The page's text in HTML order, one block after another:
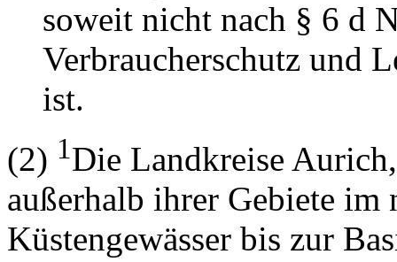
soweit nicht nach § 6 d
Verbraucherschutz und
ist.
(2) 1Die Landkreise
außerhalb ihrer Gebiete im
Küstengewässer bis zur